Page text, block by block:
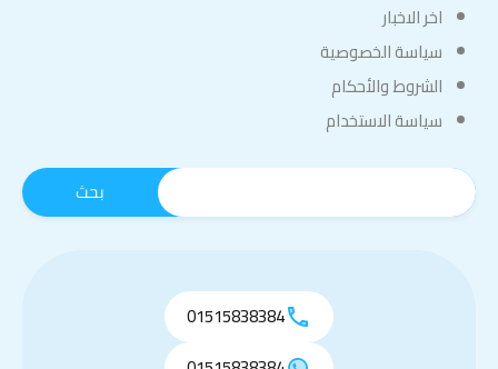
اخر الاخبار
سياسة الخصوصية
الشروط والأحكام
سياسة الاستخدام
01515838384